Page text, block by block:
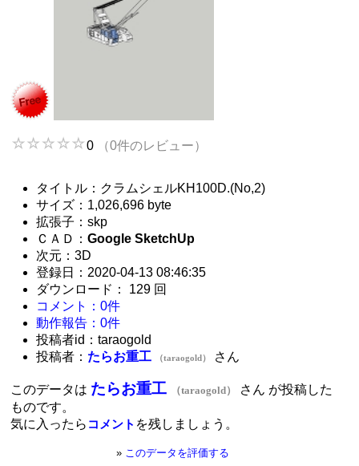
0 （0件のレビュー）
タイトル：クラムシェルKH100D.(No,2)
サイズ：1,026,696 byte
拡張子：skp
ＣＡＤ：Google SketchUp
次元：3D
登録日：2020-04-13 08:46:35
ダウンロード： 129 回
コメント：0件
動作報告：0件
投稿者id：taraogold
投稿者： たらお重工 （taraogold） さん
このデータは たらお重工 （taraogold）
さん が投稿した
ものです。
気に入ったら コメント を残しましょう。
» このデータを評価する